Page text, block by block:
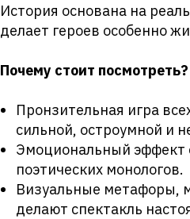
История основана на
делает героев особенно
Почему стоит посмотреть?
Пронзительная игра
сильной, остроумной и
Эмоциональный эффект
поэтических монологов.
Визуальные метафоры,
делают спектакль